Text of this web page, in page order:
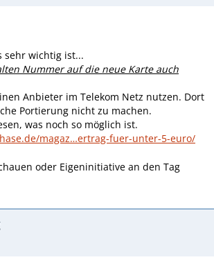
sehr wichtig ist...
Nummer auf die neue Karte auch
Anbieter im Telekom Netz nutzen. Dort
Portierung nicht zu machen.
was noch so möglich ist.
magaz…ertrag-fuer-unter-5-euro/
oder Eigeninitiative an den Tag